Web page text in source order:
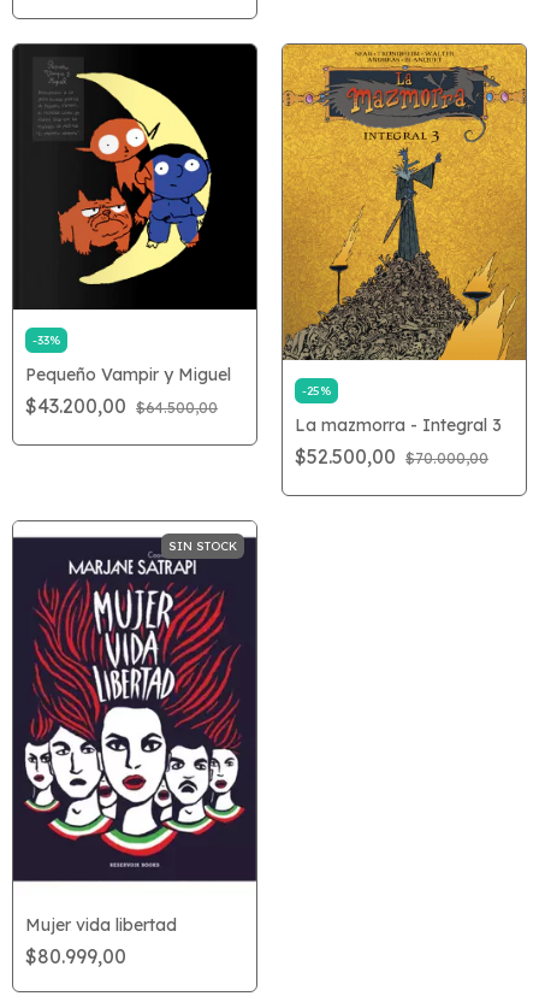
-33%
Pequeño Vampir y Miguel
$43.200,00 $64.500,00
-25%
La mazmorra - Integral 3
$52.500,00 $70.000,00
SIN STOCK
Mujer vida libertad
$80.999,00